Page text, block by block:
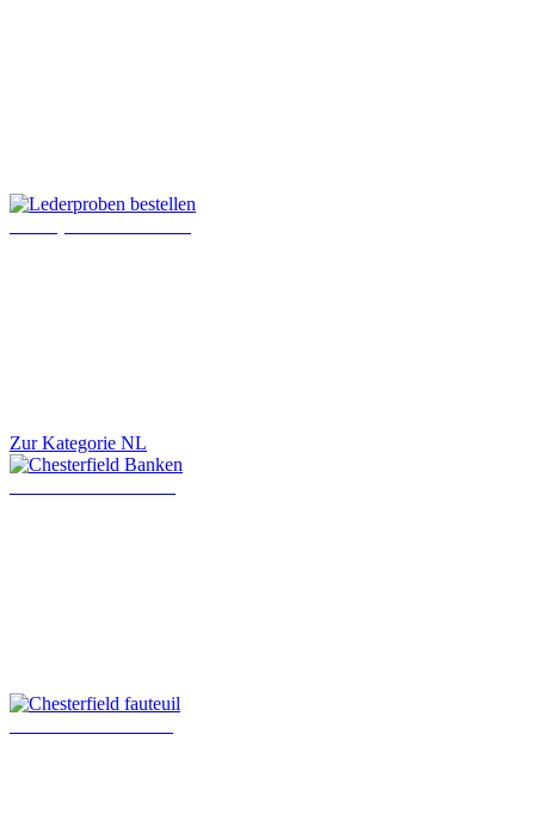
Zur Kategorie NL